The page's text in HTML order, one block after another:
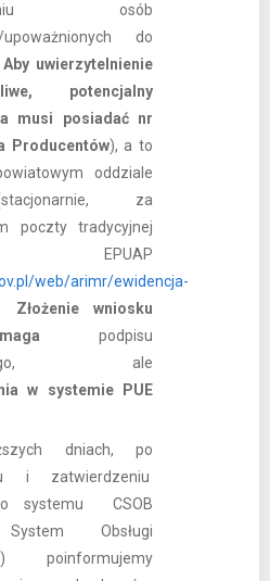
osób
upoważnionych do
Aby uwierzytelnienie
potencjalny
musi posiadać nr
Producentów), a to
oddziale
za
poczty tradycyjnej
web/arimr/ewidencja-
Złożenie wniosku
podpisu
ale
w systemie PUE
dniach, po
i zatwierdzeniu
systemu CSOB
Obsługi
poinformujemy